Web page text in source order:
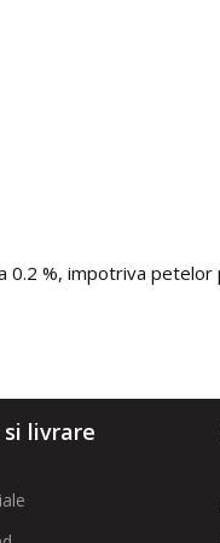
0.2 %, impotriva
si livrare